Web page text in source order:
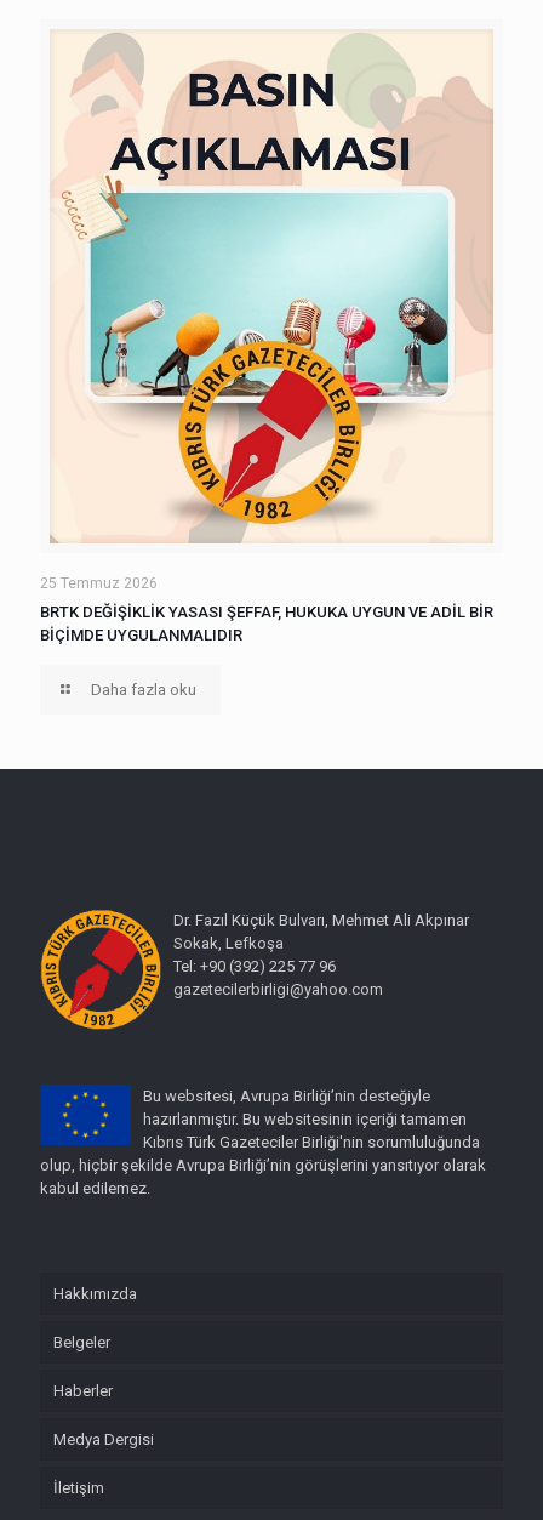
25 Temmuz 2026
BRTK DEĞİŞİKLİK YASASI ŞEFFAF, HUKUKA UYGUN VE ADİL BİR
BİÇİMDE UYGULANMALIDIR
Daha fazla oku
Dr. Fazıl Küçük Bulvarı, Mehmet Ali Akpınar
Sokak, Lefkoşa
Tel: +90 (392) 225 77 96
gazetecilerbirligi@yahoo.com
Bu websitesi, Avrupa Birliği’nin desteğiyle
hazırlanmıştır. Bu websitesinin içeriği tamamen
Kıbrıs Türk Gazeteciler Birliği'nin sorumluluğunda
olup, hiçbir şekilde Avrupa Birliği’nin görüşlerini yansıtıyor olarak
kabul edilemez.
Hakkımızda
Belgeler
Haberler
Medya Dergisi
İletişim